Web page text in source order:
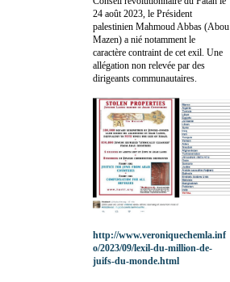
24 août 2023, le Président
palestinien Mahmoud Abbas (Abou
Mazen) a nié notamment le
caractère contraint de cet exil. Une
allégation non relevée par des
dirigeants communautaires.
http://www.veroniquechemla.inf
o/2023/09/lexil-du-million-de-
juifs-du-monde.html